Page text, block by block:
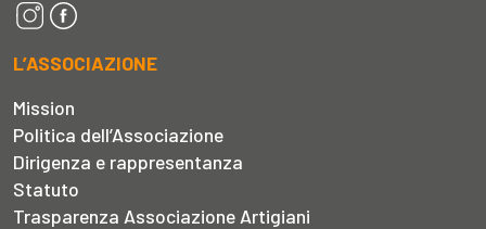
L’ASSOCIAZIONE
Mission
Politica dell’Associazione
Dirigenza e rappresentanza
Statuto
Trasparenza Associazione Artigiani